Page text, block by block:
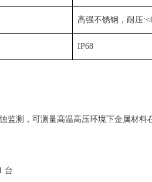
高强不锈钢，耐压
IP68
监测，可测量高温高压环境下金属材料
台